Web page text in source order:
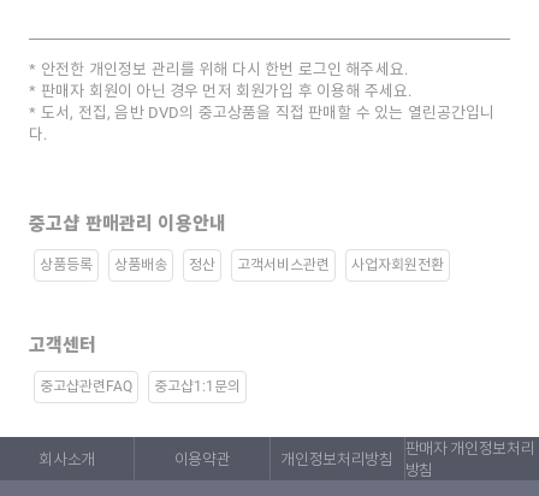
안전한 개인정보 관리를 위해 다시 한번 로그인 해주세요.
판매자 회원이 아닌 경우 먼저 회원가입 후 이용해 주세요.
도서, 전집, 음반 DVD의 중고상품을 직접 판매할 수 있는 열린공간입니
다.
중고샵 판매관리 이용안내
상품등록 상품배송 정산 고객서비스관련 사업자회원전환
고객센터
중고샵관련FAQ 중고샵1:1문의
회사소개 이용약관 개인정보처리방침
판매자 개인정보처리
방침